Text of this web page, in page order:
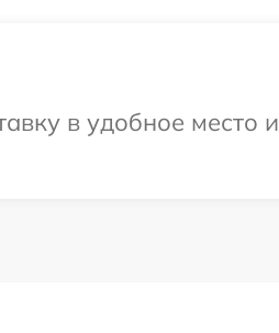
в удобное место и